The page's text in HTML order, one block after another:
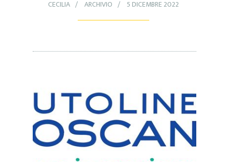
CECILIA ARCHIVIO 5 DICEMBRE 2022